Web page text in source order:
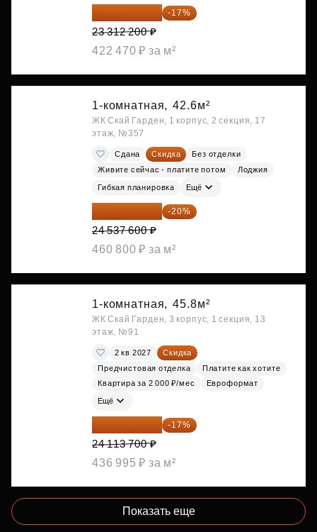
19 349 126 ₽ -17%
23 312 200 ₽
422 470 ₽ за м²
1-комнатная, 42.6м²
ЖК Скай Гарден, 1 корпус, 2 секция, 17
этаж, №357
Сдана Скидка
Без отделки
Живите сейчас - платите потом
Лоджия
Гибкая планировка Ещё
19 630 080 ₽ -20%
24 537 600 ₽
460 800 ₽ за м²
1-комнатная, 45.8м²
ЖК Скай Гарден, 3 корпус, 1 секция, 13
этаж, №91
2 кв 2027
Скидка
Предчистовая отделка
Платите как хотите
Квартира за 2 000 ₽/мес
Евроформат
Ещё
20 014 371 ₽ -17%
24 113 700 ₽
436 995 ₽ за м²
Показать еще